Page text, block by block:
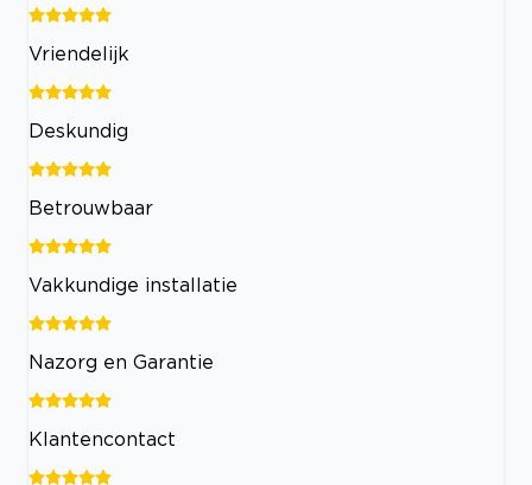
Vriendelijk
Deskundig
Betrouwbaar
Vakkundige installatie
Nazorg en Garantie
Klantencontact